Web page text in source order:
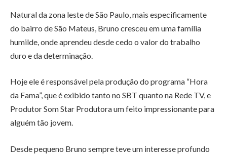
Natural da zona leste de São Paulo, mais especificamente
do bairro de São Mateus, Bruno cresceu em uma família
humilde, onde aprendeu desde cedo o valor do trabalho
duro e da determinação.
Hoje ele é responsável pela produção do programa “Hora
da Fama”, que é exibido tanto no SBT quanto na Rede TV, e
Produtor Som Star Produtora um feito impressionante para
alguém tão jovem.
Desde pequeno Bruno sempre teve um interesse profundo